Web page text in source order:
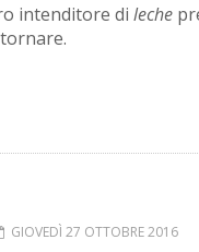
intenditore di leche
GIOVEDÌ 27 OTTOBRE 2016